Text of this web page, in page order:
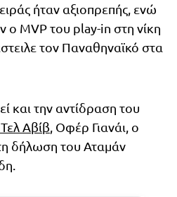
ήταν αξιοπρεπής, ενώ
ο MVP του play-in στη νίκη
τον Παναθηναϊκό στα
και την αντίδραση του
Αβίβ , Οφέρ Γιανάι, ο
δήλωση του Αταμάν